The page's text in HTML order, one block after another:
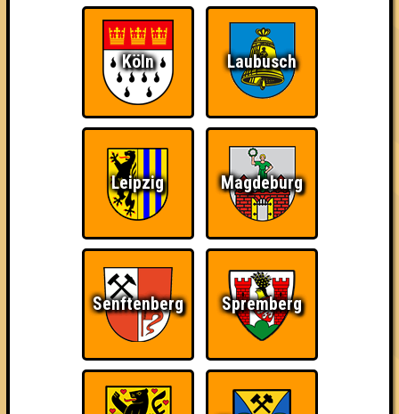
Knapp daneben! So kurz vorm Sieg!
The Last of Us Wir sind ERSTER?! Streber
Köln Laubusch
Leipzig Magdeburg
Senftenberg Spremberg